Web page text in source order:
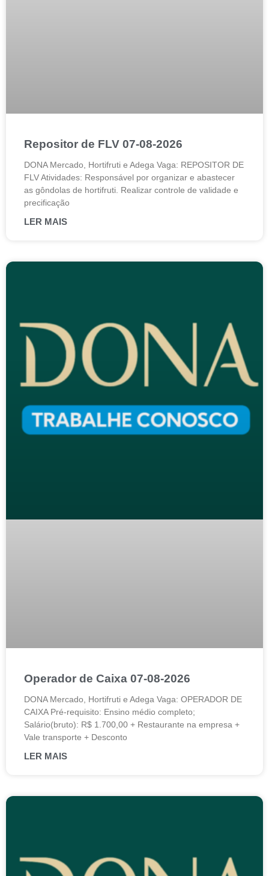
Repositor de FLV 07-08-2026
DONA Mercado, Hortifruti e Adega Vaga: REPOSITOR DE
FLV Atividades: Responsável por organizar e abastecer
as gôndolas de hortifruti. Realizar controle de validade e
precificação
LER MAIS
Operador de Caixa 07-08-2026
DONA Mercado, Hortifruti e Adega Vaga: OPERADOR DE
CAIXA Pré-requisito: Ensino médio completo;
Salário(bruto): R$ 1.700,00 + Restaurante na empresa +
Vale transporte + Desconto
LER MAIS